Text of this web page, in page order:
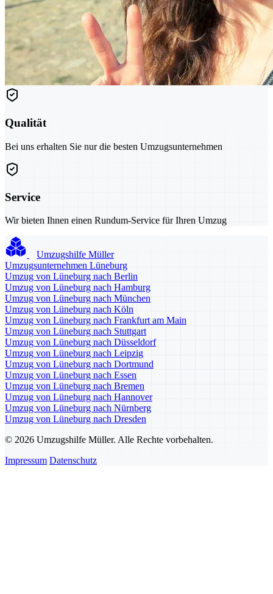
Qualität
Bei uns erhalten Sie nur die besten Umzugsunternehmen
Service
Wir bieten Ihnen einen Rundum-Service für Ihren Umzug
Umzugshilfe Müller
Umzugsunternehmen Lüneburg
Umzug von Lüneburg nach Berlin
Umzug von Lüneburg nach Hamburg
Umzug von Lüneburg nach München
Umzug von Lüneburg nach Köln
Umzug von Lüneburg nach Frankfurt am Main
Umzug von Lüneburg nach Stuttgart
Umzug von Lüneburg nach Düsseldorf
Umzug von Lüneburg nach Leipzig
Umzug von Lüneburg nach Dortmund
Umzug von Lüneburg nach Essen
Umzug von Lüneburg nach Bremen
Umzug von Lüneburg nach Hannover
Umzug von Lüneburg nach Nürnberg
Umzug von Lüneburg nach Dresden
© 2026 Umzugshilfe Müller. Alle Rechte vorbehalten.
Impressum Datenschutz